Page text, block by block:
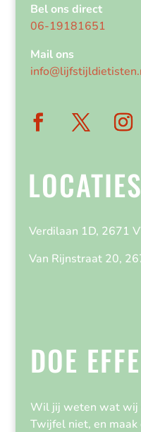
Bel ons direct
06-19181651
Mail ons
LOCATIES
Verdilaan 1D, 2671
Van Rijnstraat 20,
DOE
Wil jij weten wat wij
Twijfel niet, en maak